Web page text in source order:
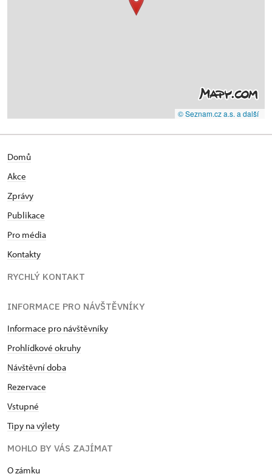
© Seznam.cz a.s. a další
Domů
Akce
Zprávy
Publikace
Pro média
Kontakty
RYCHLÝ KONTAKT
INFORMACE PRO NÁVŠTĚVNÍKY
Informace pro návštěvníky
Prohlídkové okruhy
Návštěvní doba
Rezervace
Vstupné
Tipy na výlety
MOHLO BY VÁS ZAJÍMAT
O zámku